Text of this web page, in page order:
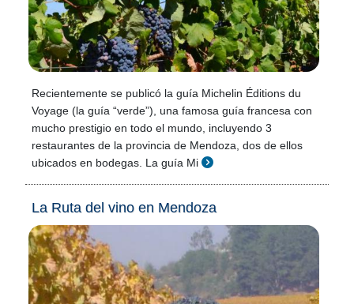
Recientemente se publicó la guía Michelin Éditions du
Voyage (la guía “verde”), una famosa guía francesa con
mucho prestigio en todo el mundo, incluyendo 3
restaurantes de la provincia de Mendoza, dos de ellos
ubicados en bodegas. La guía Mi
La Ruta del vino en Mendoza